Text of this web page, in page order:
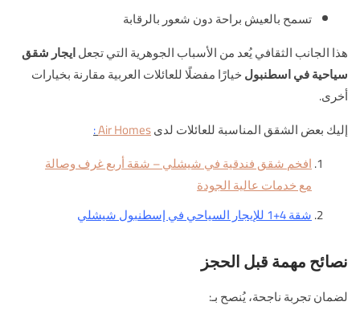
تسمح بالعيش براحة دون شعور بالرقابة
هذا الجانب الثقافي يُعد من الأسباب الجوهرية التي تجعلايجار شقق
سياحية في اسطنبولخيارًا مفضلًا للعائلات العربية مقارنة بخيارات
أخرى.
إليك بعض الشقق المناسبة للعائلات لدىAir Homes
:
افخم شقق فندقية في شيشلي – شقة أربع غرف وصالة
مع خدمات عالية الجودة
شقة 4+1 للإيجار السياحي في إسطنبول شيشلي
نصائح مهمة قبل الحجز
لضمان تجربة ناجحة، يُنصح بـ: